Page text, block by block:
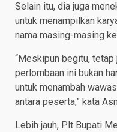
Selain itu, dia juga
untuk menampilkan
nama masing-masing
“Meskipun begitu,
perlombaan ini bukan
untuk menambah
antara peserta,” kata
Lebih jauh, Plt Bupati